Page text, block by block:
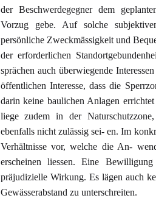
der Beschwerdegegner dem
Vorzug gebe. Auf solche
persönliche Zweckmässigkeit und
der erforderlichen
sprächen auch überwiegende
öffentlichen Interesse, dass die
darin keine baulichen Anlagen
liege zudem in der
ebenfalls nicht zulässig sei- en. Im
Verhältnisse vor, welche die An-
erscheinen liessen. Eine
präjudizielle Wirkung. Es lägen auch
Gewässerabstand zu unterschreiten.